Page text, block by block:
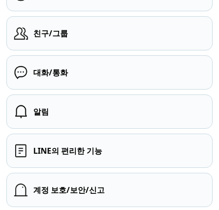
친구/그룹
대화/통화
알림
LINE의 편리한 기능
계정 보호/보안/신고